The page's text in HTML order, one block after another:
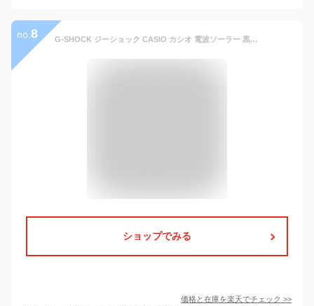
no. 8 G-SHOCK ジーショック CASIO カシオ 電波ソーラー 黒 ブラック デジタル アナログ ブランド メンズ 腕時計 ブルー ネイビー 通勤 通学 プレゼント おすすめ
ショップでみる
価格と在庫を楽天でチェック >>